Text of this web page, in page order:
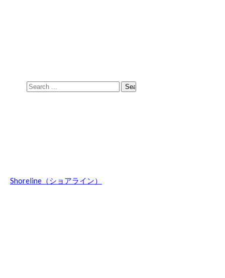
Search
Shoreline（ショアライン）